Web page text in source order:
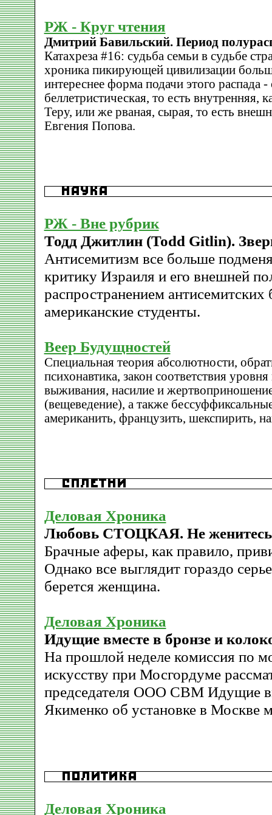
РЖ - Круг чтения
Дмитрий Бавильский. Период
Катахреза #16: судьба семьи в судьбе
хроника пикирующей цивилизации
интереснее форма подачи этого распада -
беллетристическая, то есть внутренняя,
Теру, или же рваная, сырая, то есть
Евгения Попова.
РЖ - Вне рубрик
Тодд Джитлин (Todd Gitlin).
Антисемитизм все больше
критику Израиля и его внешней
распространением
американские студенты.
Веер Будущностей
Специальная теория абсолютности,
психонавтика, закон соответствия
выживания, насилие и
(вещеведение), а также
американить, французить, шекспирить,
Деловая Хроника
Любовь СТОЦКАЯ. Не женитесь
Брачные аферы, как правило,
Однако все выглядит гораздо
берется женщина.
Деловая Хроника
Идущие вместе в бронзе и
На прошлой неделе комиссия по
искусству при Мосгордуме
председателя ООО СВМ Идущие
Якименко об установке в Москве
Деловая Хроника